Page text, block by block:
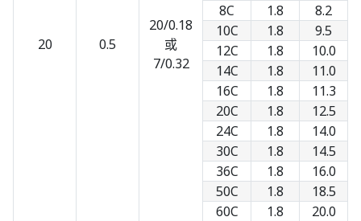
20 0.5
20/0.18
或
7/0.32
8C
1.8
8.2
10C
1.8
9.5
12C
1.8
10.0
14C
1.8
11.0
16C
1.8
11.3
20C
1.8
12.5
24C
1.8
14.0
30C
1.8
14.5
36C
1.8
16.0
50C
1.8
18.5
60C
1.8 20.0